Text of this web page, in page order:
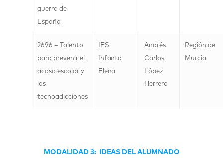
guerra de
España
2696 – Talento
para prevenir el
acoso escolar y
las
tecnoadicciones
IES
Infanta
Elena
Andrés
Carlos
López
Herrero
Región de
Murcia
MODALIDAD 3: IDEAS DEL ALUMNADO